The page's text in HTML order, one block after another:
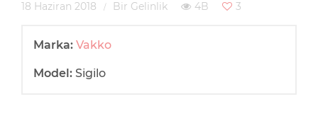
18 Haziran 2018 Bir Gelinlik 4B 3
Marka: Vakko
Model: Sigilo